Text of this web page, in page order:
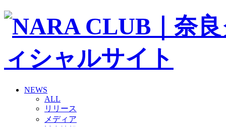
NEWS
ALL
リリース
メディア